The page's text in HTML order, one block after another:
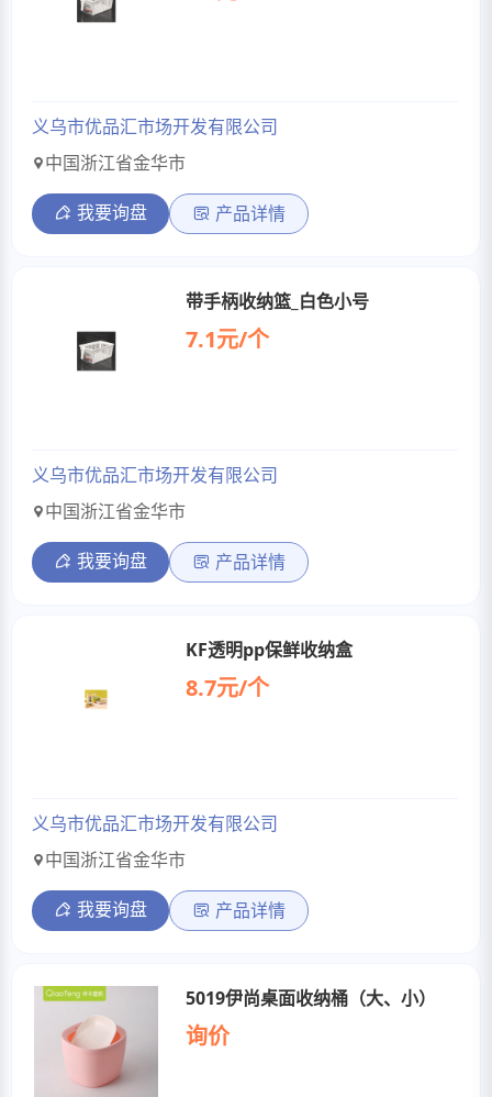
义乌市优品汇市场开发有限公司
中国浙江省金华市
我要询盘 产品详情
带手柄收纳篮_白色小号
7.1元/个
义乌市优品汇市场开发有限公司
中国浙江省金华市
我要询盘 产品详情
KF透明pp保鲜收纳盒
8.7元/个
义乌市优品汇市场开发有限公司
中国浙江省金华市
我要询盘 产品详情
5019伊尚桌面收纳桶（大、小）
询价